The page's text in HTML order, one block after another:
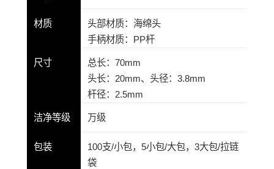
材质
头部材质：海绵头
手柄材质：PP杆
尺寸
总长：70mm
头长：20mm、头径：3.8mm
杆径：2.5mm
洁净等级 万级
包装
100支/小包，5小包/大包，3大包/拉链
袋